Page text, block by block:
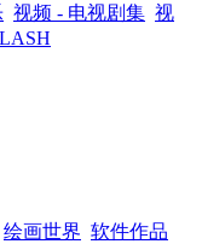
视频 - 电视剧集 视
绘画世界 软件作品